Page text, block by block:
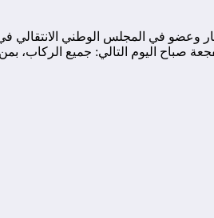
كل أنصار وعضو في المجلس الوطني
صباح اليوم التالي: جميع الركاب، بمن